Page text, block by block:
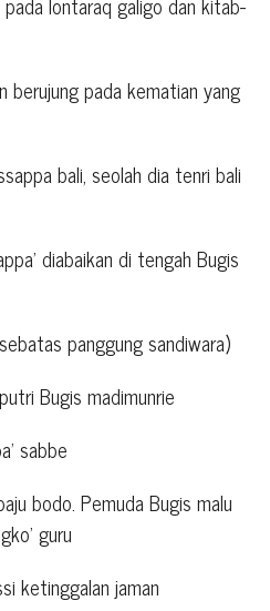
berujung pada kematian yang
bali, seolah dia tenri bali
diabaikan di tengah Bugis
panggung sandiwara)
Bugis madimunrie
sabbe
bodo. Pemuda Bugis malu
guru
ketinggalan jaman